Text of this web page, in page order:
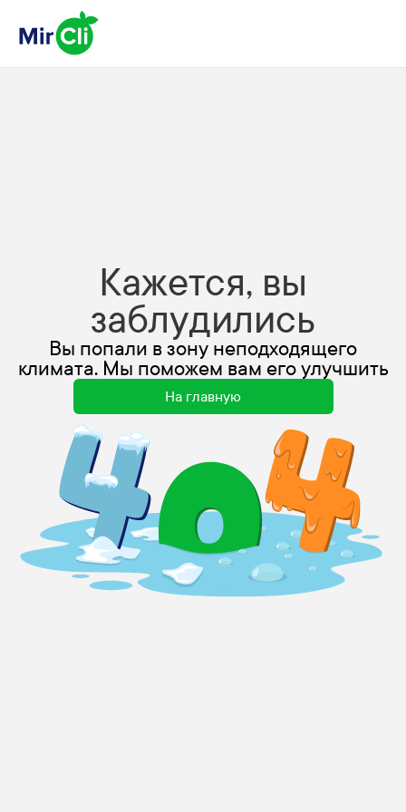
Кажется, вы
заблудились
Вы попали в зону неподходящего
климата. Мы поможем вам его улучшить
На главную